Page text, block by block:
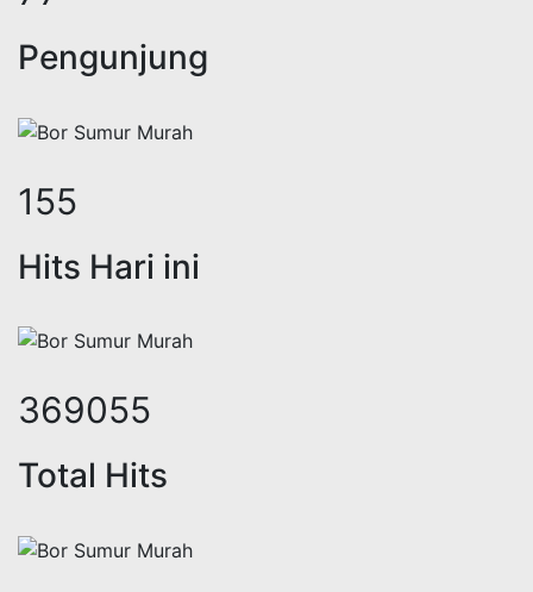
Pengunjung
192
Hits Hari ini
455641
Total Hits